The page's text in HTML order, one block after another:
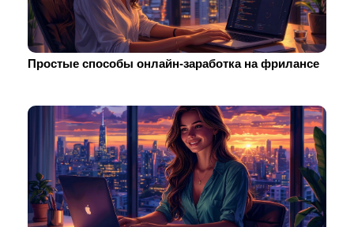
Простые способы онлайн-заработка на фрилансе